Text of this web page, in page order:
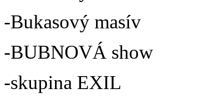
-Bukasový masív
-BUBNOVÁ show
-skupina EXIL